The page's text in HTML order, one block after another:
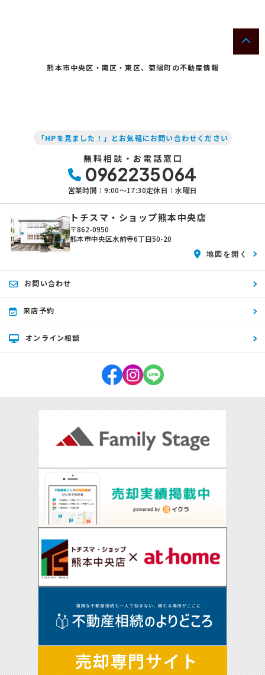
熊本市中央区・南区・東区、菊陽町の不動産情報
「HPを見ました！」とお気軽にお問い合わせください
無料相談・お電話窓口
0962235064
営業時間：9:00〜17:30定休日：水曜日
トチスマ・ショップ熊本中央店
〒862-0950
熊本市中央区水前寺6丁目50-20
地図を開く
お問い合わせ
来店予約
オンライン相談